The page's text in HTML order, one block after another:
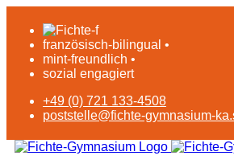
französisch-bilingual •
mint-freundlich •
sozial engagiert
+49 (0) 721 133-4508
poststelle@fichte-gymnasium-